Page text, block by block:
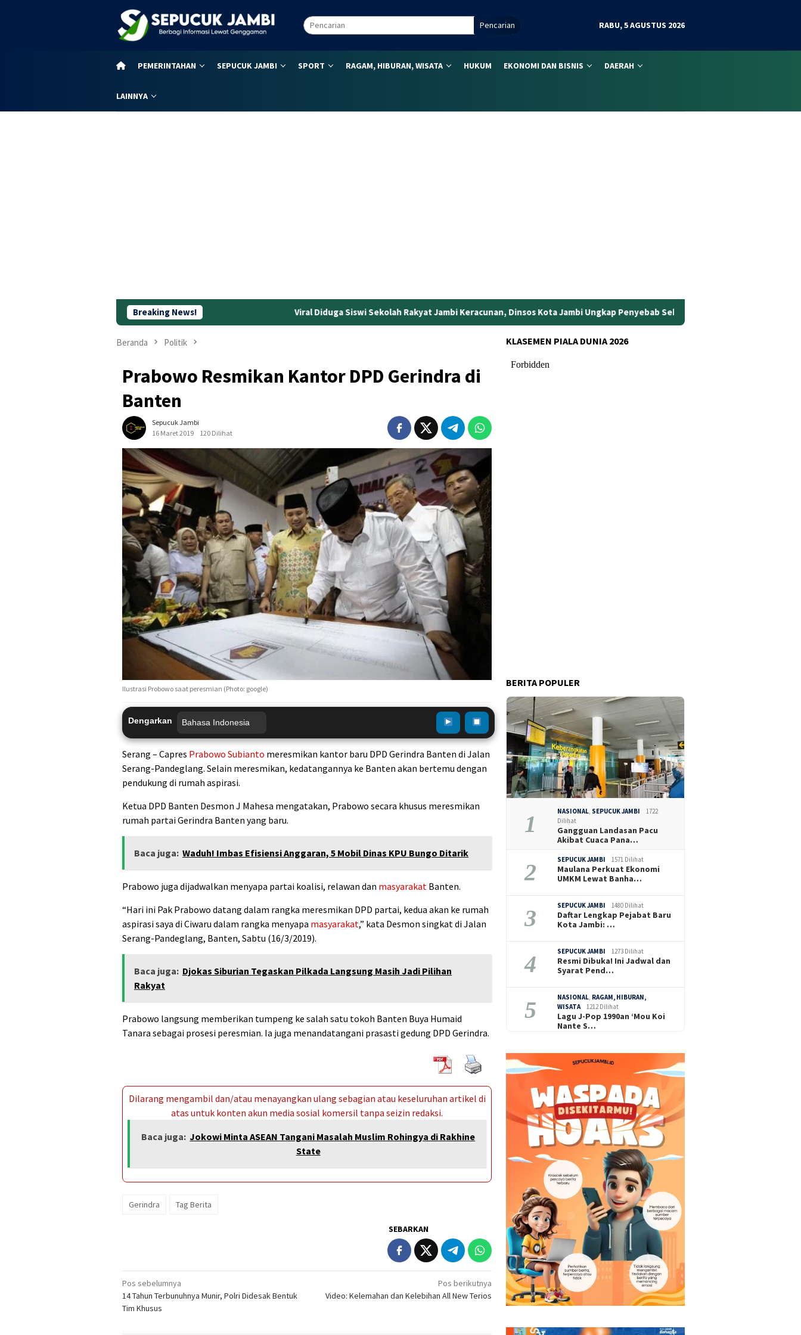
Pencarian RABU, 5 AGUSTUS 2026
PEMERINTAHAN SEPUCUK JAMBI SPORT RAGAM, HIBURAN, WISATA HUKUM EKONOMI DAN BISNIS DAERAH
LAINNYA
Breaking News! Viral Diduga Siswi Sekolah Rakyat Jambi Keracunan, Dinsos Kota Jambi Ungkap Penyebab Sebenarnya Wanita Pengguna Motor Wajib
Beranda Politik
Prabowo Resmikan Kantor DPD Gerindra di
Banten
Sepucuk Jambi
16 Maret 2019
120 Dilihat
Ilustrasi Probowo saat peresmian (Photo: google)
Dengarkan
Serang – Capres Prabowo Subianto meresmikan kantor baru DPD Gerindra Banten di Jalan
Serang-Pandeglang. Selain meresmikan, kedatangannya ke Banten akan bertemu dengan
pendukung di rumah aspirasi.
Ketua DPD Banten Desmon J Mahesa mengatakan, Prabowo secara khusus meresmikan
rumah partai Gerindra Banten yang baru.
Baca juga: Waduh! Imbas Efisiensi Anggaran, 5 Mobil Dinas KPU Bungo Ditarik
Prabowo juga dijadwalkan menyapa partai koalisi, relawan dan masyarakat Banten.
“Hari ini Pak Prabowo datang dalam rangka meresmikan DPD partai, kedua akan ke rumah
aspirasi saya di Ciwaru dalam rangka menyapa masyarakat,” kata Desmon singkat di Jalan
Serang-Pandeglang, Banten, Sabtu (16/3/2019).
Baca juga: Djokas Siburian Tegaskan Pilkada Langsung Masih Jadi Pilihan
Rakyat
Prabowo langsung memberikan tumpeng ke salah satu tokoh Banten Buya Humaid
Tanara sebagai prosesi peresmian. Ia juga menandatangani prasasti gedung DPD Gerindra.
Dilarang mengambil dan/atau menayangkan ulang sebagian atau keseluruhan artikel di
atas untuk konten akun media sosial komersil tanpa seizin redaksi.
Baca juga: Jokowi Minta ASEAN Tangani Masalah Muslim Rohingya di Rakhine
State
Gerindra Tag Berita
SEBARKAN
Navigasi
pos
Pos sebelumnya
14 Tahun Terbunuhnya Munir, Polri Didesak Bentuk
Tim Khusus
Pos berikutnya
Video: Kelemahan dan Kelebihan All New Terios
KLASEMEN PIALA DUNIA 2026
BERITA POPULER
1 NASIONAL SEPUCUK JAMBI
1722
Dilihat
Gangguan Landasan Pacu
Akibat Cuaca Pana…
2 SEPUCUK JAMBI 1571 Dilihat
Maulana Perkuat Ekonomi
UMKM Lewat Banha…
3 SEPUCUK JAMBI 1480 Dilihat
Daftar Lengkap Pejabat Baru
Kota Jambi: …
4 SEPUCUK JAMBI 1273 Dilihat
Resmi Dibuka! Ini Jadwal dan
Syarat Pend…
5 NASIONAL RAGAM, HIBURAN,
WISATA
1212 Dilihat
Lagu J-Pop 1990an ‘Mou Koi
Nante S…